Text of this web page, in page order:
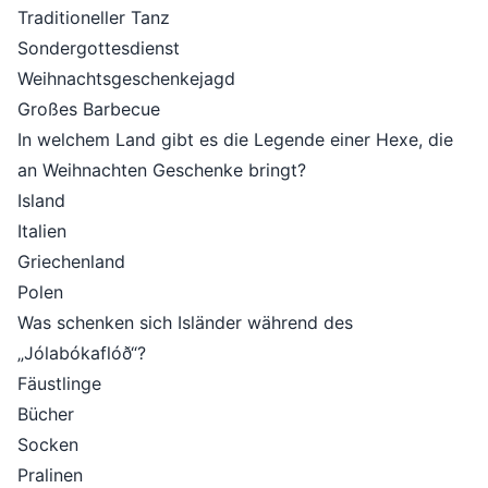
Traditioneller Tanz
Sondergottesdienst
Weihnachtsgeschenkejagd
Großes Barbecue
In welchem Land gibt es die Legende einer Hexe, die
an Weihnachten Geschenke bringt?
Island
Italien
Griechenland
Polen
Was schenken sich Isländer während des
„Jólabókaflóð“?
Fäustlinge
Bücher
Socken
Pralinen